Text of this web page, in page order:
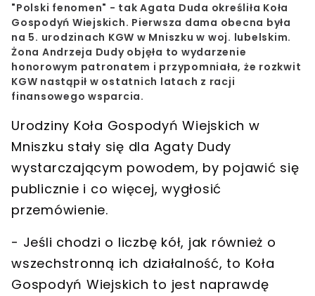
"Polski fenomen" - tak Agata Duda określiła Koła
Gospodyń Wiejskich. Pierwsza dama obecna była
na 5. urodzinach KGW w Mniszku w woj. lubelskim.
Żona Andrzeja Dudy objęła to wydarzenie
honorowym patronatem i przypomniała, że rozkwit
KGW nastąpił w ostatnich latach z racji
finansowego wsparcia.
Urodziny Koła Gospodyń Wiejskich w
Mniszku stały się dla Agaty Dudy
wystarczającym powodem, by pojawić się
publicznie i co więcej, wygłosić
przemówienie.
- Jeśli chodzi o liczbę kół, jak również o
wszechstronną ich działalność, to Koła
Gospodyń Wiejskich to jest naprawdę